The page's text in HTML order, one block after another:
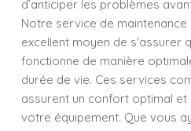
d’anticiper les problèmes
Notre service de maintenance
excellent moyen de s'assurer
fonctionne de manière
durée de vie. Ces services
assurent un confort optimal et
votre équipement. Que vous